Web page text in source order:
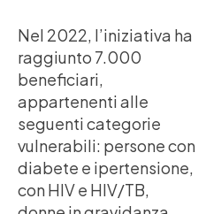
Nel 2022, l’iniziativa ha
raggiunto 7.000
beneficiari,
appartenenti alle
seguenti categorie
vulnerabili: persone con
diabete e ipertensione,
con HIV e HIV/TB,